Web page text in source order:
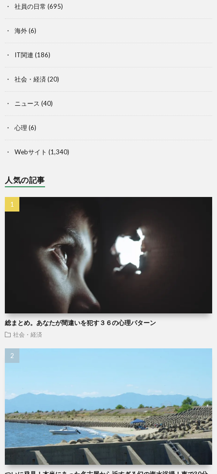
社員の日常 (695)
海外(6)
IT関連 (186)
社会・経済 (20)
ニュース (40)
心理 (6)
Webサイト (1,340)
人気の記事
総まとめ。あなたが間違いを犯す３６の心理パターン
社会・経済